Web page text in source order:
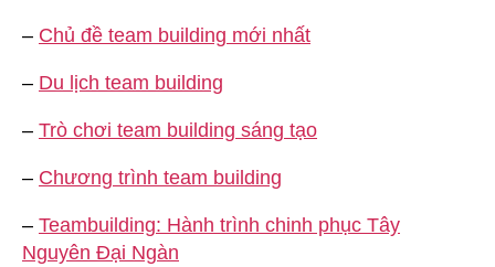
– Chủ đề team building mới nhất
– Du lịch team building
– Trò chơi team building sáng tạo
– Chương trình team building
– Teambuilding: Hành trình chinh phục Tây
Nguyên Đại Ngàn